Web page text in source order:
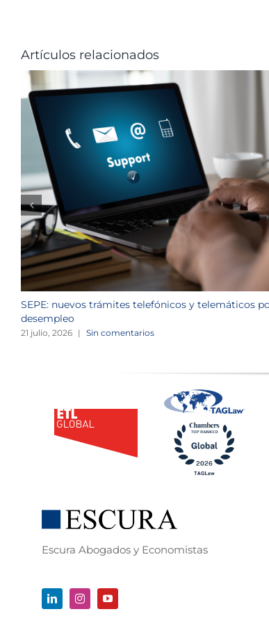
Artículos relacionados
SEPE: nuevos trámites telefónicos y telemáticos
desempleo
21 julio, 2026 | Sin comentarios
Escura Abogados y Economistas